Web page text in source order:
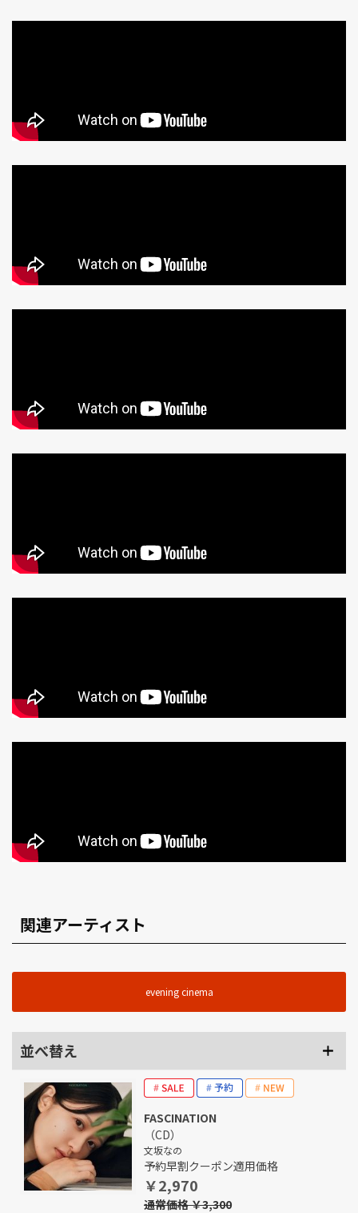
関連アーティスト
evening cinema
並べ替え
FASCINATION
（CD）
文坂なの
予約早割クーポン適用価格
￥2,970
通常価格 ￥3,300